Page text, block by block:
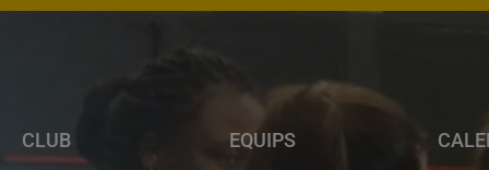
CLUB EQUIPS